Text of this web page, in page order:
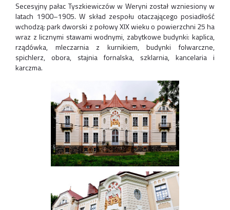
Secesyjny pałac Tyszkiewiczów w Weryni został wzniesiony w
latach 1900–1905. W skład zespołu otaczającego posiadłość
wchodzą: park dworski z połowy XIX wieku o powierzchni 25 ha
wraz z licznymi stawami wodnymi, zabytkowe budynki: kaplica,
rządówka, mleczarnia z kurnikiem, budynki folwarczne,
spichlerz, obora, stajnia fornalska, szklarnia, kancelaria i
karczma.